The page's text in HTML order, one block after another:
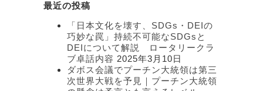
ゴ
最近の投稿
「日本文化を壊す、SDGs・DEIの
巧妙な罠」持続不可能なSDGsと
DEIについて解説 ロータリークラ
ブ卓話内容 2025年3月10日
ダボス会議でプーチン大統領は第三
次世界大戦を予見｜プーチン大統領